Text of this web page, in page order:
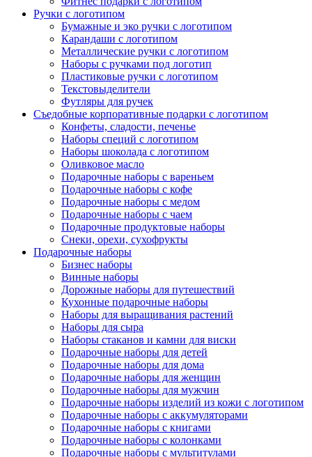
Ручки с логотипом
Бумажные и эко ручки с логотипом
Карандаши с логотипом
Металлические ручки с логотипом
Наборы с ручками под логотип
Пластиковые ручки с логотипом
Текстовыделители
Футляры для ручек
Съедобные корпоративные подарки с логотипом
Конфеты, сладости, печенье
Наборы специй с логотипом
Наборы шоколада с логотипом
Оливковое масло
Подарочные наборы с вареньем
Подарочные наборы с кофе
Подарочные наборы с медом
Подарочные наборы с чаем
Подарочные продуктовые наборы
Снеки, орехи, сухофрукты
Подарочные наборы
Бизнес наборы
Винные наборы
Дорожные наборы для путешествий
Кухонные подарочные наборы
Наборы для выращивания растений
Наборы для сыра
Наборы стаканов и камни для виски
Подарочные наборы для детей
Подарочные наборы для дома
Подарочные наборы для женщин
Подарочные наборы для мужчин
Подарочные наборы изделий из кожи с логотипом
Подарочные наборы с аккумуляторами
Подарочные наборы с книгами
Подарочные наборы с колонками
Подарочные наборы с мультитулами